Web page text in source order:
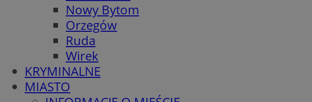
Nowy Bytom
Orzegów
Ruda
Wirek
KRYMINALNE
MIASTO